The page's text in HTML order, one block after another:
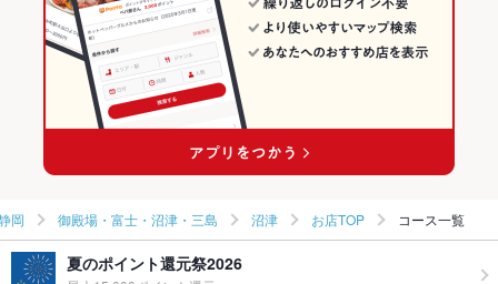
御殿場・富士・沼津・三島 × 焼き鳥・鶏料理
沼津駅 × 和食
沼津駅 × 焼き鳥・鶏料理
静岡 × 和食
静岡 × 焼き鳥・鶏料理
沼津の居酒屋ランキング
岡 御殿場・富士・沼津・三島 沼津 お店TOP コース一覧
夏のポイント還元祭2026